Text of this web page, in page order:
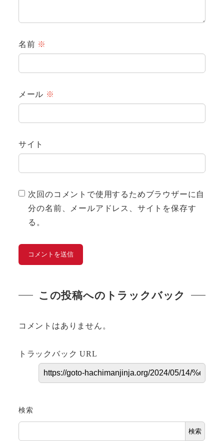
名前 ※
メール ※
サイト
次回のコメントで使用するためブラウザーに自
分の名前、メールアドレス、サイトを保存す
る。
この投稿へのトラックバック
コメントはありません。
トラックバック URL
検索
検索